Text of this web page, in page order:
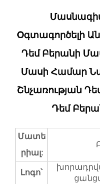
Օգտագործելի
Դեմ Բերանի
Մասի Համար
Շնչառության
Դեմ
Մատե
րիալ:
Լոգո՝